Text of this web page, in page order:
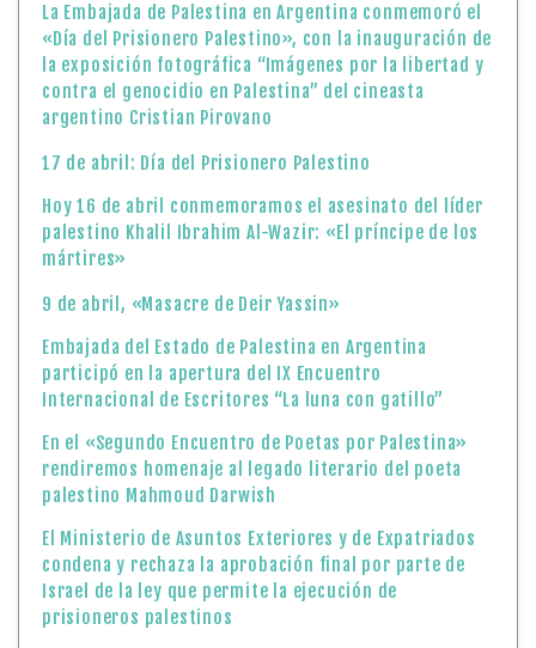
La Embajada de Palestina en Argentina conmemoró el
«Día del Prisionero Palestino», con la inauguración de
la exposición fotográfica “Imágenes por la libertad y
contra el genocidio en Palestina” del cineasta
argentino Cristian Pirovano
17 de abril: Día del Prisionero Palestino
Hoy 16 de abril conmemoramos el asesinato del líder
palestino Khalil Ibrahim Al-Wazir: «El príncipe de los
mártires»
9 de abril, «Masacre de Deir Yassin»
Embajada del Estado de Palestina en Argentina
participó en la apertura del IX Encuentro
Internacional de Escritores “La luna con gatillo”
En el «Segundo Encuentro de Poetas por Palestina»
rendiremos homenaje al legado literario del poeta
palestino Mahmoud Darwish
El Ministerio de Asuntos Exteriores y de Expatriados
condena y rechaza la aprobación final por parte de
Israel de la ley que permite la ejecución de
prisioneros palestinos